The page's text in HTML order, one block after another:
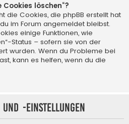
Cookies löschen“?
die Cookies, die phpBB erstellt hat
im Forum angemeldet bleibst.
einige Funktionen, wie
Status – sofern sie von der
wurden. Wenn du Probleme bei
kann es helfen, wenn du die
-einstellungen